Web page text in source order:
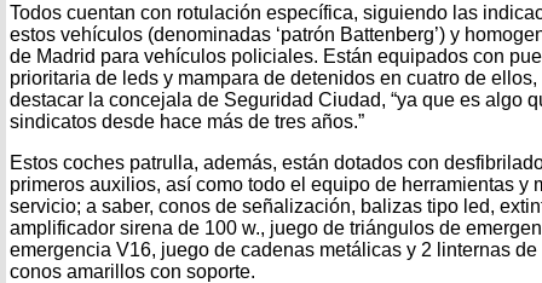
Todos cuentan con rotulación específica, siguiendo las
estos vehículos (denominadas ‘patrón Battenberg’) y
de Madrid para vehículos policiales. Están equipados con
prioritaria de leds y mampara de detenidos en cuatro de
destacar la concejala de Seguridad Ciudad, “ya que es algo
sindicatos desde hace más de tres años.”
Estos coches patrulla, además, están dotados con
primeros auxilios, así como todo el equipo de herramientas y
servicio; a saber, conos de señalización, balizas tipo led,
amplificador sirena de 100 w., juego de triángulos de
emergencia V16, juego de cadenas metálicas y 2 linternas
conos amarillos con soporte.